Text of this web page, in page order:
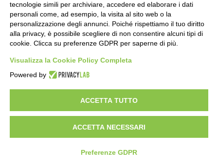
Calcola
Scorporo IVA
Importo lordo (€):
tecnologie simili per archiviare, accedere ed elaborare i dati
personali come, ad esempio, la visita al sito web o la
personalizzazione degli annunci. Poiché rispettiamo il tuo diritto
alla privacy, è possibile scegliere di non consentire alcuni tipi di
cookie. Clicca su preferenze GDPR per saperne di più.
Visualizza la Cookie Policy Completa
Powered by
ACCETTA TUTTO
ACCETTA NECESSARI
Preferenze GDPR